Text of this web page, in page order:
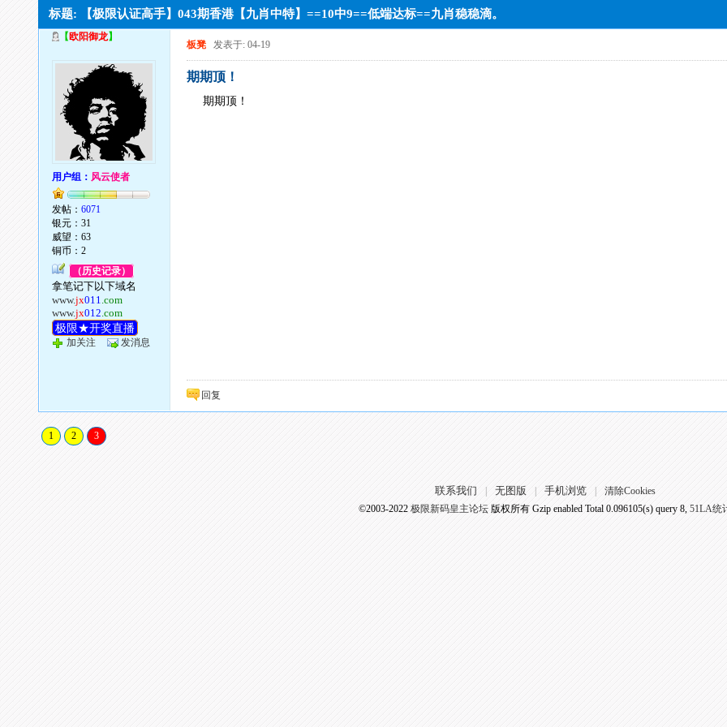
标题: 【极限认证高手】043期香港【九肖中特】==10中9==低端达标==九肖稳稳滴。
【 欧阳御龙】
用户组： 风云使者
发帖：6071
银元：31
威望：63
铜币：2
（历史记录）
拿笔记下以下域名
www.jx011.com
www.jx012.com
极限★开奖直播
加关注 发消息
板凳 发表于: 04-19
期期顶！
期期顶！
回复
1 2 3
联系我们 无图版 手机浏览
清除Cookies
©2003-2022 极限新码皇主论坛版权所有 Gzip enabled Total 0.096105(s) query 8, 51LA统